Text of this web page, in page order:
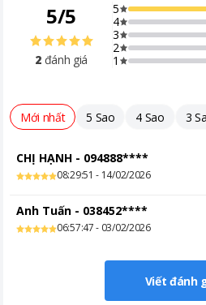
5/5
2 đánh giá
5
4
3
2
1
Mới nhất 5 Sao 4 Sao 3
CHỊ HẠNH - 094888****
08:29:51 - 14/02/2026
Anh Tuấn - 038452****
06:57:47 - 03/02/2026
Viết đánh